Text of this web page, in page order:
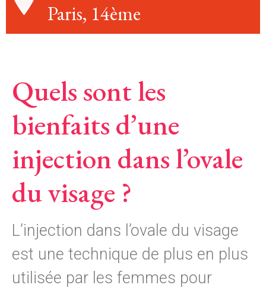
Paris, 14ème
Quels sont les
bienfaits d’une
injection dans l’ovale
du visage ?
L’injection dans l’ovale du visage
est une technique de plus en plus
utilisée par les femmes pour